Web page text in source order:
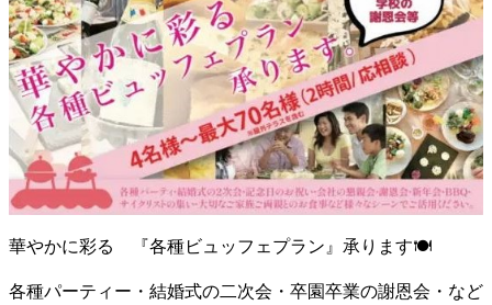
華やかに彩る 『各種ビュッフェプラン』承ります🍽
各種パーティー・結婚式の二次会・卒園卒業の謝恩会・など